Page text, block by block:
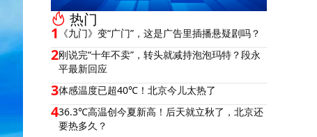
热门
1 《九门》变“广门”，这是广告里插播悬疑剧吗？
2刚说完“十年不卖”，转头就减持泡泡玛特？段永
平最新回应
3体感温度已超40℃！北京今儿太热了
436.3℃高温创今夏新高！后天就立秋了，北京还
要热多久？